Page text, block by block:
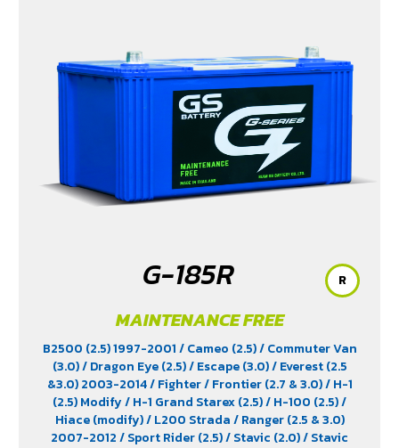
G-185R
MAINTENANCE FREE
B2500 (2.5) 1997-2001/ Cameo (2.5)/ Commuter Van
(3.0)/ Dragon Eye (2.5)/ Escape (3.0)/ Everest (2.5
&3.0) 2003-2014/ Fighter/ Frontier (2.7 & 3.0)/ H-1
(2.5) Modify/ H-1 Grand Starex (2.5)/ H-100 (2.5)/
Hiace (modify)/ L200 Strada/ Ranger (2.5 & 3.0)
2007-2012/ Sport Rider (2.5)/ Stavic (2.0)/ Stavic
R